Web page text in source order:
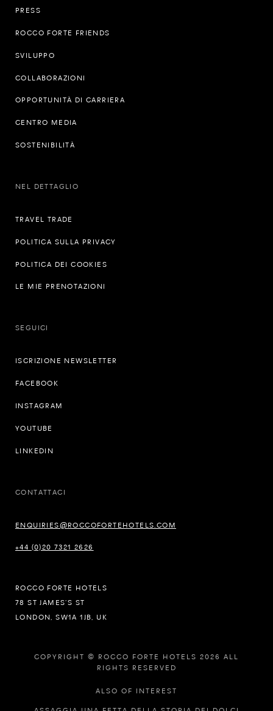
PRESS
ROCCO FORTE FRIENDS
SVILUPPO
COLLABORAZIONI
OPPORTUNITÀ DI CARRIERA
CENTRO MEDIA
SOSTENIBILITÀ
NEL DETTAGLIO
TRAVEL TRADE
POLITICA SULLA PRIVACY
POLITICA DEI COOKIES
LE MIE PRENOTAZIONI
SEGUICI
ISCRIZIONE NEWSLETTER
FACEBOOK
INSTAGRAM
YOUTUBE
LINKEDIN
CONTATTACI
ENQUIRIES@ROCCOFORTEHOTELS.COM
+44 (0)20 7321 2626
ROCCO FORTE HOTELS
78 ST JAMES’S ST
LONDON, SW1A 1JB, UK
COPYRIGHT © ROCCO FORTE HOTELS 2026 ALL
RIGHTS RESERVED
ALSO OF INTEREST